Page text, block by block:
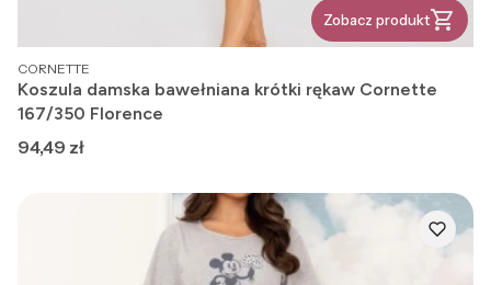
Zobacz produkt
PRODUCENT
CORNETTE
Koszula damska bawełniana krótki rękaw Cornette
167/350 Florence
Cena
94,49 zł